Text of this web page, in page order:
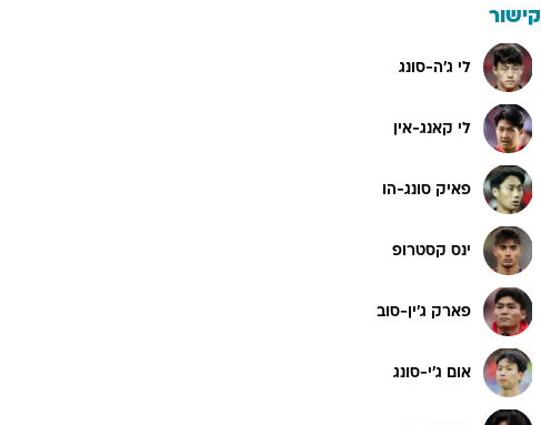
קישור
לי ג'ה-סונג
לי קאנג-אין
פאיק סונג-הו
ינס קסטרופ
פארק ג'ין-סוב
אום ג'י-סונג